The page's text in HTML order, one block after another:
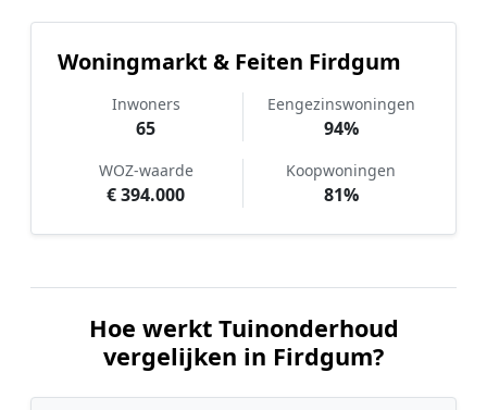
Woningmarkt & Feiten Firdgum
Inwoners
65
Eengezinswoningen
94%
WOZ-waarde
€ 394.000
Koopwoningen
81%
Hoe werkt Tuinonderhoud
vergelijken in Firdgum?